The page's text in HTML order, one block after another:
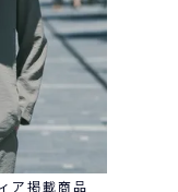
ア掲載商品